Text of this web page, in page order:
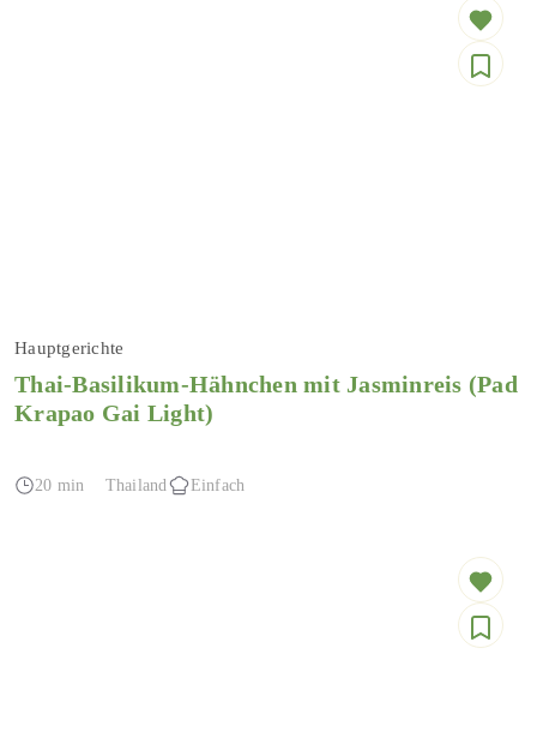
Hauptgerichte
Thai-Basilikum-Hähnchen mit Jasminreis (Pad
Krapao Gai Light)
20 min Thailand Einfach